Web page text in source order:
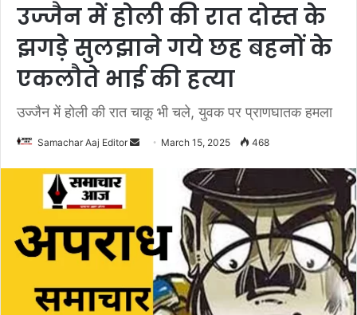
उज्जैन में होली की रात दोस्त के
झगड़े सुलझाने गये छह बहनों के
एकलौते भाई की हत्या
उज्जैन में होली की रात चाकू भी चले, युवक पर प्राणघातक हमला
Samachar Aaj Editor
Send March 15, 2025 468